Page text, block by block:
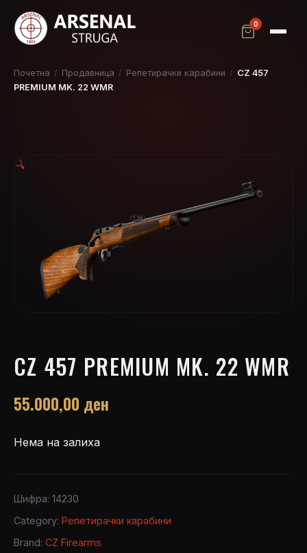
0
Почетна / Продавница / Репетирачки карабини / CZ 457
PREMIUM MK. 22 WMR
🔍
CZ 457 PREMIUM MK. 22 WMR
55.000,00 ден
Нема на залиха
Шифра: 14230
Category: Репетирачки карабини
Brand: CZ Firearms